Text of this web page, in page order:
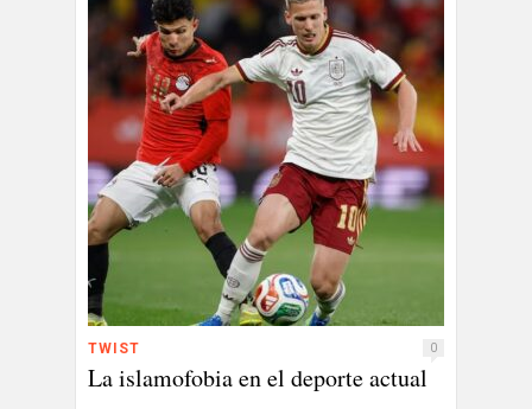
TWIST 0
La islamofobia en el deporte actual